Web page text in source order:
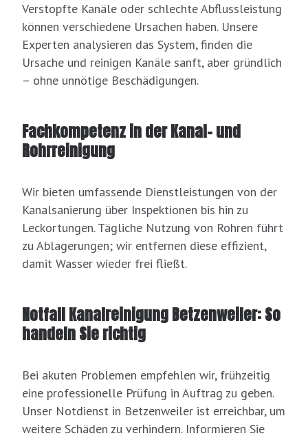
Verstopfte Kanäle oder schlechte Abflussleistung
können verschiedene Ursachen haben. Unsere
Experten analysieren das System, finden die
Ursache und reinigen Kanäle sanft, aber gründlich
– ohne unnötige Beschädigungen.
Fachkompetenz in der Kanal- und
Rohrreinigung
Wir bieten umfassende Dienstleistungen von der
Kanalsanierung über Inspektionen bis hin zu
Leckortungen. Tägliche Nutzung von Rohren führt
zu Ablagerungen; wir entfernen diese effizient,
damit Wasser wieder frei fließt.
Notfall Kanalreinigung Betzenweiler: So
handeln Sie richtig
Bei akuten Problemen empfehlen wir, frühzeitig
eine professionelle Prüfung in Auftrag zu geben.
Unser Notdienst in Betzenweiler ist erreichbar, um
weitere Schäden zu verhindern. Informieren Sie